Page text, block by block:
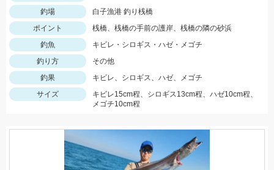
釣場
白子漁港 釣り桟橋
ポイント
桟橋、桟橋の手前の護岸、桟橋の隣の砂浜
釣魚
キビレ・シロギス・ハゼ・メゴチ
釣り方
その他
釣果
キビレ、シロギス、ハゼ、メゴチ
サイズ
キビレ15cm程、シロギス13cm程、ハゼ10cm程、
メゴチ10cm程